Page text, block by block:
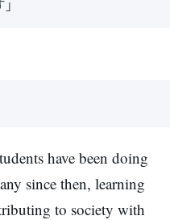
have been doing
since then, learning
to society with